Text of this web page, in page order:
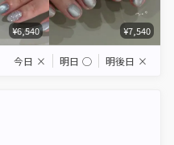
¥6,540 ¥7,540
今日 × 明日 ◯ 明後日 ×